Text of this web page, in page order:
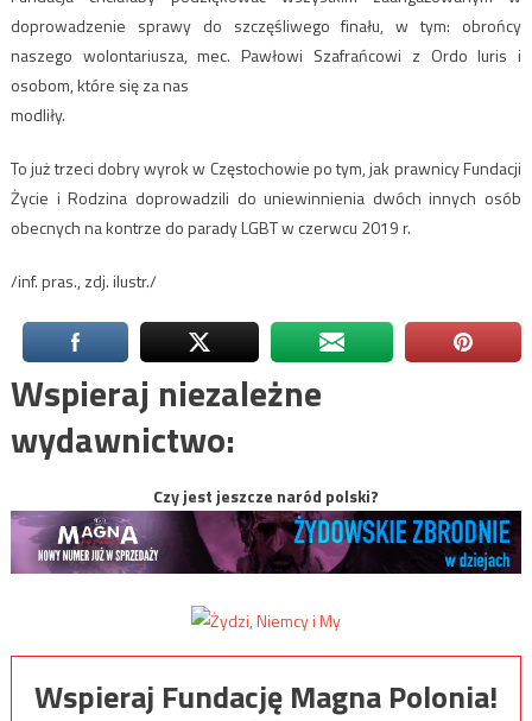
doprowadzenie sprawy do szczęśliwego finału, w tym: obrońcy
naszego wolontariusza, mec. Pawłowi Szafrańcowi z Ordo Iuris i
osobom, które się za nas
modliły.
To już trzeci dobry wyrok w Częstochowie po tym, jak prawnicy Fundacji
Życie i Rodzina doprowadzili do uniewinnienia dwóch innych osób
obecnych na kontrze do parady LGBT w czerwcu 2019 r.
/inf. pras., zdj. ilustr./
Wspieraj niezależne
wydawnictwo:
Czy jest jeszcze naród polski?
Wspieraj Fundację Magna Polonia!